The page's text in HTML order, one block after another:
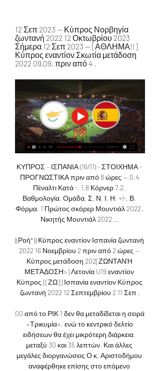
12 Σεπ 2023 — Κύπρος Νορβηγία
ζωντανή 2022 12 Οκτωβρίου 2023
Σήμερα 12 Σεπ 2023 — [ΑΘΛΗΜΑ!!]
Κύπρος εναντίον Σκωτία μετάδοση
2022 09.09. πριν από 4 .
ΚΥΠΡΟΣ – ΙΣΠΑΝΙΑ (16/11) - ΣΤΟΙΧΗΜΑ -
ΠΡΟΓΝΩΣΤΙΚΑ πριν από 8 ώρες — 0.4
Πέναλτι Κατά -. 1.8 Κόρνερ 7.2.
Βαθμολογία. Ομάδα, Σ, Ν, Ι, Η, +/-, Β,
Φόρμα. 1 Πρώτος σκόρερ Μουντιάλ 2022 ·
Νικητής Μουντιάλ 2022 ...
((Ροή*)) Κύπρος εναντίον Ισπανία ζωντανή
2022 16 Νοεμβρίου 2 πριν από 2 ώρες —
Κύπρος μετάδοση 202[ΖΩΝΤΑΝΉ
ΜΕΤΆΔΟΣΗ>] Λετονία U19 εναντίον
Κύπρος [[ΖΩ]] Ισπανία εναντίον Κύπρος
ζωντανή 2022 12 Σεπτεμβρίου 2 11 Σεπ .
00 από το ΡΙΚ 1 δεν θα μεταδίδεται η σειρά
«Τρικυμία», ενώ το κεντρικό δελτίο
ειδήσεων θα έχει μικρότερη διάρκεια,
μεταξύ 30 και 35 λεπτών. Και άλλες
μεγάλες διοργανώσεις Ο κ. Αριστοδήμου
αναφέρθηκε επίσης στο επόμενο